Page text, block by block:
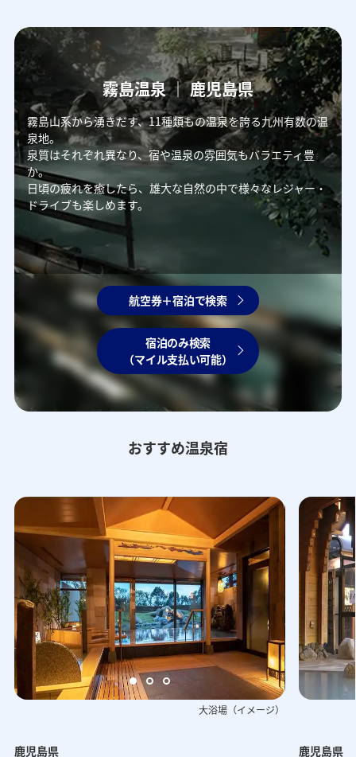
航空券＋宿泊で検索
宿泊のみ検索
（マイル支払い可能）
霧島温泉 ｜ 鹿児島県
霧島山系から湧きだす、11種類もの温泉を誇る九州有数の温
泉地。
泉質はそれぞれ異なり、宿や温泉の雰囲気もバラエティ豊
か。
日頃の疲れを癒したら、雄大な自然の中で様々なレジャー・
ドライブも楽しめます。
おすすめ温泉宿
外観（イメージ） 蒸
イメージ） 大浴場 大隅の湯露天（イ
大浴場（イメージ）
鹿児島県 鹿児島県